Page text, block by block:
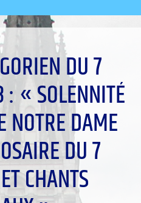
DU 7
: « SOLENNITÉ
NOTRE DAME
DU 7
CHANTS